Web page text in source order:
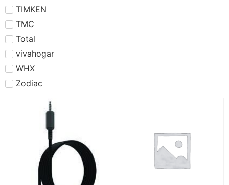
TIMKEN
TMC
Total
vivahogar
WHX
Zodiac